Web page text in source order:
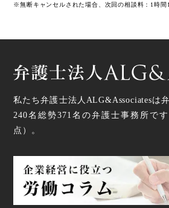
※無断キャンセルされた場合、次回の相談料：1時間
私たち弁護士法人ALG&Associatesは
240名総勢371 名の弁護士事務所です
点 ）。